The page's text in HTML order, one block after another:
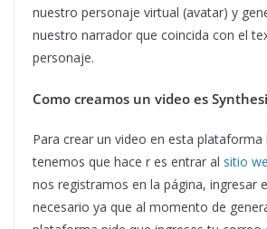
nuestro personaje virtual (avatar) y
nuestro narrador que coincida con el
personaje.
Como creamos un video es
Para crear un video en esta
tenemos que hace r es entrar al sitio
nos registramos en la página, ingresar
necesario ya que al momento de